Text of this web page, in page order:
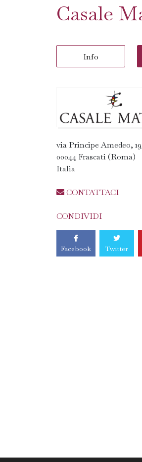
Casale
Info
via Principe Amedeo,
00044 Frascati (Roma)
Italia
CONTATTACI
CONDIVIDI
Facebook Twitter